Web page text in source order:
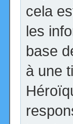
cela
les
base
à une